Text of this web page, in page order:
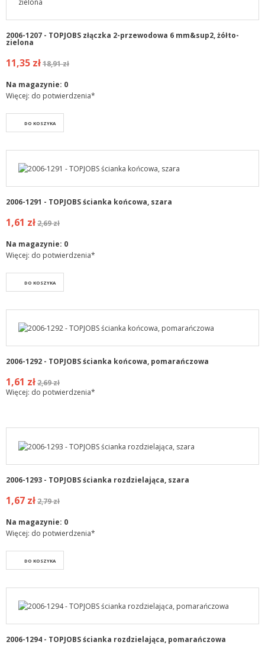
2006-1207 - TOPJOBS złączka 2-przewodowa 6 mm&sup2, żółto-
zielona
11,35 zł18,91 zł
Na magazynie: 0
Więcej: do potwierdzenia*
DO KOSZYKA
2006-1291 - TOPJOBS ścianka końcowa, szara
1,61 zł2,69 zł
Na magazynie: 0
Więcej: do potwierdzenia*
DO KOSZYKA
2006-1292 - TOPJOBS ścianka końcowa, pomarańczowa
1,61 zł2,69 zł
Więcej: do potwierdzenia*
2006-1293 - TOPJOBS ścianka rozdzielająca, szara
1,67 zł2,79 zł
Na magazynie: 0
Więcej: do potwierdzenia*
DO KOSZYKA
2006-1294 - TOPJOBS ścianka rozdzielająca, pomarańczowa